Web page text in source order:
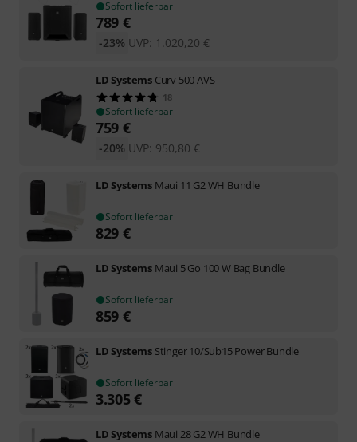
Sofort lieferbar
789 €
UVP: 1.020,20 €
-23%
LD Systems Curv 500 AVS
18
Sofort lieferbar
759 €
UVP: 950,80 €
-20%
LD Systems Maui 11 G2 WH Bundle
Sofort lieferbar
829 €
LD Systems Maui 5 Go 100 W Bag Bundle
Sofort lieferbar
859 €
LD Systems Stinger 10/Sub15 Power Bundle
Sofort lieferbar
3.305€
LD Systems Maui 28 G2 WH Bundle